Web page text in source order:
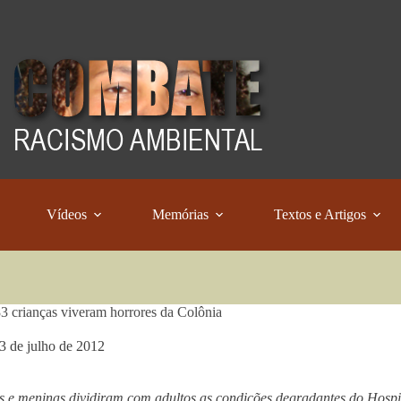
Vídeos Memórias Textos e Artigos
crianças viveram horrores da Colônia
de julho de 2012
e meninas dividiram com adultos as condições degradantes do